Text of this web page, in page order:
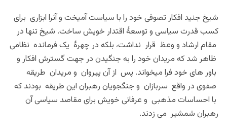
شیخ جنید افکار تصوفی خود را با سیاست آمیخت و آنرا ابزاری برای
کسب قدرت سیاسی و توسعۀ اقتدار خویش ساخت. شیخ تنها در
مقام ارشاد و وعظ قرار نداشت، بلکه در چهرۀ یک فرمانده نظامی
ظاهر شد که مریدان خود را به جنگیدن در جهت گسترش افکار و
باور های خود فرا میخواند. پس از آن پیروان و مریدان طریقه
صفوی در واقع سربازان و جنگجویان رهبران این طریقه بودند که
با احساسات مذهبی و عرفانی خویش برای مقاصد سیاسی آن
رهبران شمشیر می زدند.